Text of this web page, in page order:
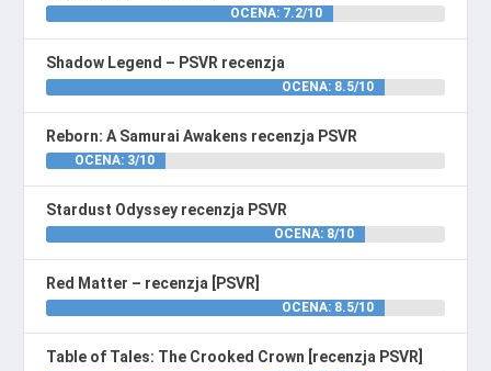
OCENA: 7.2/10
Shadow Legend – PSVR recenzja
OCENA: 8.5/10
Reborn: A Samurai Awakens recenzja PSVR
OCENA: 3/10
Stardust Odyssey recenzja PSVR
OCENA: 8/10
Red Matter – recenzja [PSVR]
OCENA: 8.5/10
Table of Tales: The Crooked Crown [recenzja PSVR]